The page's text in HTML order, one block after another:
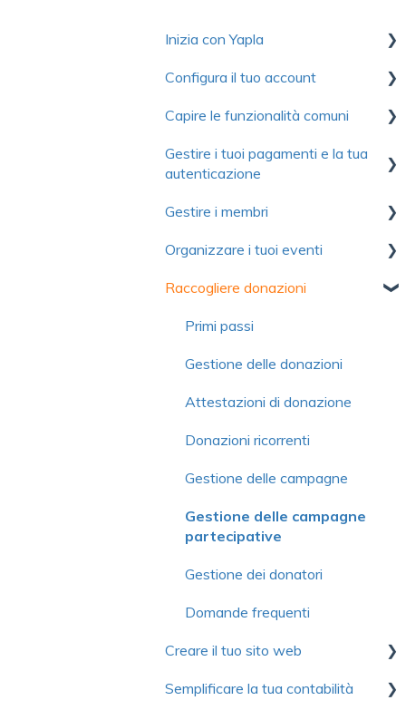
Inizia con Yapla
Raccolta di risorse utili per
Ottimizzare l'utilizzo di Yapla
Informazioni su Yapla
Configura il tuo account
Primi passi
Account
Capire le funzionalità comuni
Comunicazioni
Gestire i tuoi pagamenti e la tua
autenticazione
Autenticazione
Pagamento
Contributo volontario e
Gestire i membri
Primi passi
Importare i membri
Campagne di adesione
Gestione delle organizzazioni o
Organizzare i tuoi eventi
Primi passi
Configurazione
Moduli
Biglietti elettronici
Impostazioni avanzate
Comunicazioni
Gestione dei prezzi
sessioni
Congressi
Domande frequenti
Raccogliere donazioni
Primi passi
Gestione delle donazioni
Attestazioni di donazione
Donazioni ricorrenti
Gestione delle campagne
Gestione delle campagne
partecipative
Gestione dei donatori
Domande frequenti
Creare il tuo sito web
Primi passi
Semplificare la tua contabilità